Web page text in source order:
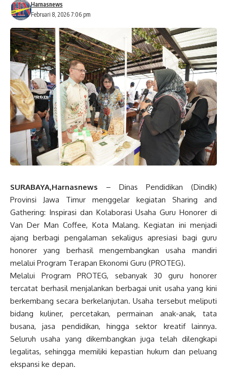
Februari 8, 2026 7:06 pm
Harnasnews
SURABAYA,Harnasnews – Dinas Pendidikan (Dindik)
Provinsi Jawa Timur menggelar kegiatan Sharing and
Gathering: Inspirasi dan Kolaborasi Usaha Guru Honorer di
Van Der Man Coffee, Kota Malang. Kegiatan ini menjadi
ajang berbagi pengalaman sekaligus apresiasi bagi guru
honorer yang berhasil mengembangkan usaha mandiri
melalui Program Terapan Ekonomi Guru (PROTEG).
Melalui Program PROTEG, sebanyak 30 guru honorer
tercatat berhasil menjalankan berbagai unit usaha yang kini
berkembang secara berkelanjutan. Usaha tersebut meliputi
bidang kuliner, percetakan, permainan anak-anak, tata
busana, jasa pendidikan, hingga sektor kreatif lainnya.
Seluruh usaha yang dikembangkan juga telah dilengkapi
legalitas, sehingga memiliki kepastian hukum dan peluang
ekspansi ke depan.